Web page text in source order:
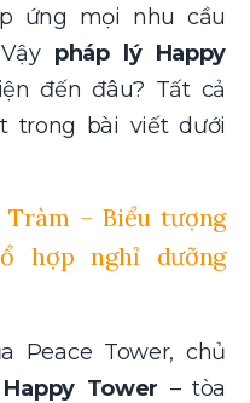
ứng mọi nhu cầu
pháp lý Happy
đến đâu? Tất cả
trong bài viết dưới
– Biểu tượng
hợp nghỉ dưỡng
Peace Tower, chủ
Happy Tower – tòa